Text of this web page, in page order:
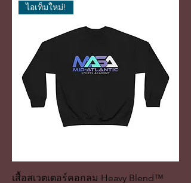
ไอเท็มใหม่!
เสื้อสเวตเตอร์คอกลม Heavy Blend™